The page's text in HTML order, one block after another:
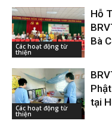
Các hoạt động từ
thiện
Hỗ
Bà
Các hoạt động từ
thiện
tại